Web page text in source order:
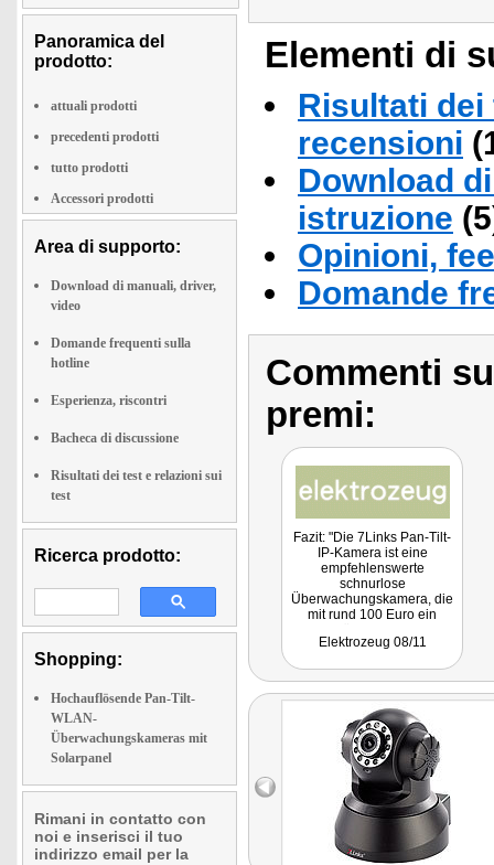
Panoramica del
prodotto:
attuali prodotti
precedenti prodotti
tutto prodotti
Accessori prodotti
Area di supporto:
Download di manuali, driver,
video
Domande frequenti sulla
hotline
Esperienza, riscontri
Bacheca di discussione
Risultati dei test e relazioni sui
test
Ricerca prodotto:
Shopping:
Hochauflösende Pan-Tilt-
WLAN-
Überwachungskameras mit
Solarpanel
Rimani in contatto con
noi e inserisci il tuo
indirizzo email per la
Elementi di
Risultati
recensioni
Download
istruzione
Opinioni,
Domande
Commenti
premi:
Fazit: "Die 7Links Pan-Tilt-
IP-Kamera ist eine
empfehlenswerte
schnurlose
Überwachungskamera, die
mit rund 100 Euro ein
Leistungsverhältnis bietet."
Elektrozeug 08/11